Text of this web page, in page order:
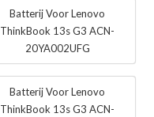
Batterij Voor Lenovo
ThinkBook 13s G3 ACN-
20YA002UFG
Batterij Voor Lenovo
ThinkBook 13s G3 ACN-